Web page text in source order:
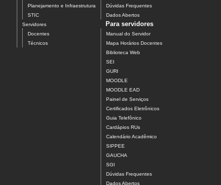
Planejamento e Infraestrutura
STIC
Servidores
Docentes
Técnicos
Dúvidas Frequentes
Dados Abertos
Para servidores
Manual do Servidor
Mapa Horários Docentes
Biblioteca Web
SEI
GURI
MOODLE
MOODLE EAD
Painel de Serviços
Certificados Eletrônicos
Guia Telefônico
Cardápios RUs
Calendário Acadêmico
SIPPEE
GAUCHA
SGI
Dúvidas Frequentes
Dados Abertos